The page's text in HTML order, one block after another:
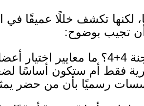
لكنها تكشف خللًا عميقًا في
أن تجيب بوضوح:
4+4
؟ ما معايير اختيار
فقط أم ستكون أساسًا
رسميًا بأن من حضر